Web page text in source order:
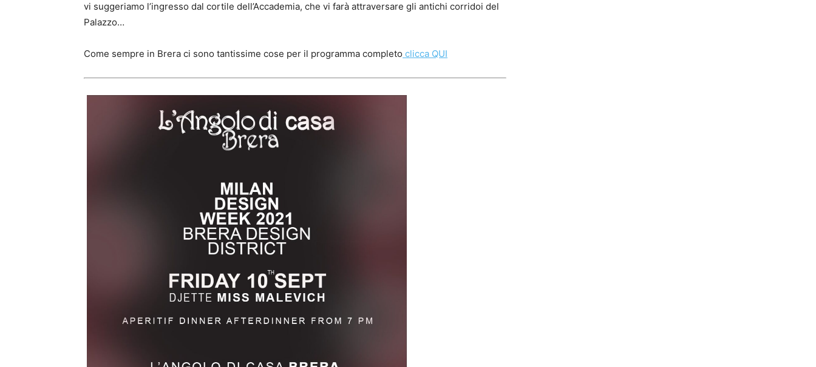
vi suggeriamo l’ingresso dal cortile dell’Accademia, che vi farà attraversare gli antichi corridoi del
Palazzo…
Come sempre in Brera ci sono tantissime cose per il programma completo clicca QUI